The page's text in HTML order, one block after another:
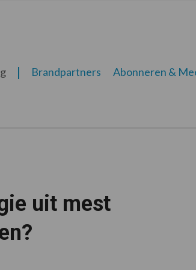
Brandpartners Abonneren &
uit mest